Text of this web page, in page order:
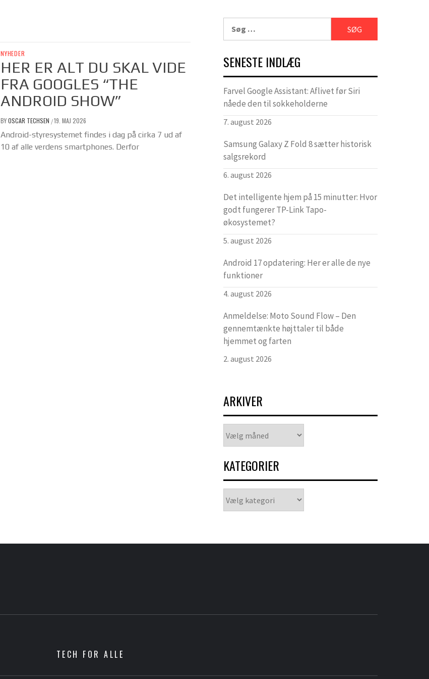
NYHEDER
HER ER ALT DU SKAL VIDE
FRA GOOGLES “THE
ANDROID SHOW”
BYOSCAR TECHSEN /19. MAJ 2026
Android-styresystemet findes i dag på cirka 7 ud af
10 af alle verdens smartphones. Derfor
efter:
SENESTE INDLÆG
Farvel Google Assistant: Aflivet før Siri
nåede den til sokkeholderne
7. august 2026
Samsung Galaxy Z Fold 8 sætter historisk
salgsrekord
6. august 2026
Det intelligente hjem på 15 minutter: Hvor
godt fungerer TP-Link Tapo-
økosystemet?
5. august 2026
Android 17 opdatering: Her er alle de nye
funktioner
4. august 2026
Anmeldelse: Moto Sound Flow – Den
gennemtænkte højttaler til både
hjemmet og farten
2. august 2026
ARKIVER
KATEGORIER
TECH FOR ALLE